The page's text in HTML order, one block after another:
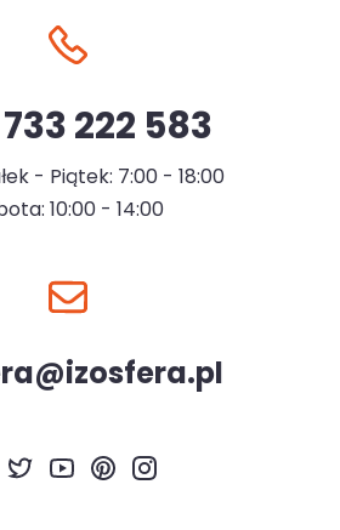
222 583
- Piątek: 7:00 - 18:00
10:00 - 14:00